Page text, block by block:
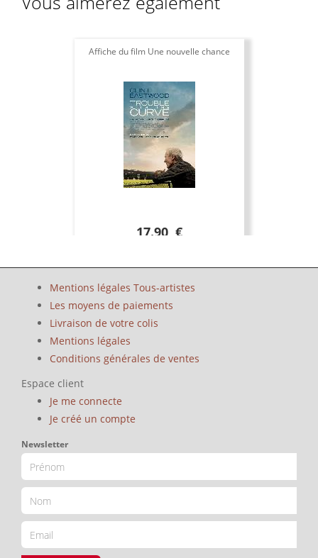
Affiche du film Une nouvelle chance
17.90 €
Mentions légales Tous-artistes
Les moyens de paiements
Livraison de votre colis
Mentions légales
Conditions générales de ventes
Espace client
Je me connecte
Je créé un compte
Newsletter